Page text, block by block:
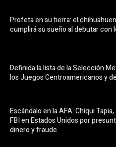
Profeta en su tierra: el
cumplirá su sueño al debutar con
Definida la lista de la Selección
los Juegos Centroamericanos y
Escándalo en la AFA: Chiqui
FBI en Estados Unidos por
dinero y fraude